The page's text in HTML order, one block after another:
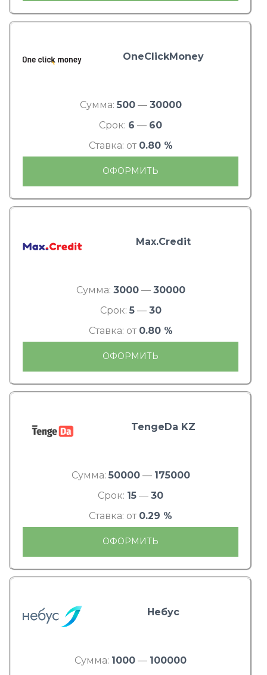
OneClickMoney
Сумма: 500— 30000
Срок: 6 — 60
Ставка: от 0.80 %
ОФОРМИТЬ
Max.Credit
Сумма: 3000— 30000
Срок: 5— 30
Ставка: от 0.80 %
ОФОРМИТЬ
TengeDa KZ
Сумма: 50000— 175000
Срок: 15 — 30
Ставка: от 0.29 %
ОФОРМИТЬ
Небус
Сумма: 1000 — 100000